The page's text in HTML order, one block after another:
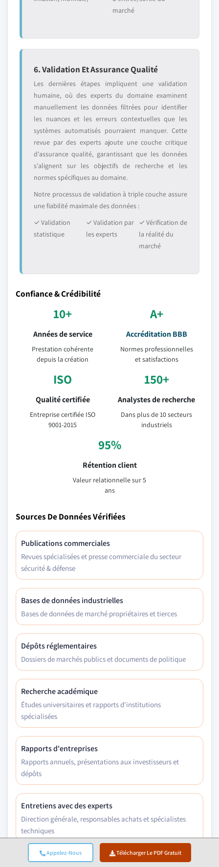
Appelez-Nous Télécharger Le PDF Gratuit
marché
6. Validation Et Assurance Qualité
Les dernières étapes impliquent une validation
humaine, où des experts du domaine examinent
manuellement les données filtrées pour identifier
les nuances et les erreurs contextuelles que les
systèmes automatisés pourraient manquer. Cette
revue par des experts ajoute une couche critique
d'assurance qualité, garantissant que les données
s'alignent sur les objectifs de recherche et les
normes spécifiques au domaine.
Notre processus de validation à triple couche assure
une fiabilité maximale des données :
✓ Validation
statistique
✓ Validation par
les experts
✓ Vérification de
la réalité du
marché
Confiance & Crédibilité
10+
Années de service
Prestation cohérente
depuis la création
A+
Accréditation BBB
Normes professionnelles
et satisfactions
ISO
Qualité certifiée
Entreprise certifiée ISO
9001-2015
150+
Analystes de recherche
Dans plus de 10 secteurs
industriels
95%
Rétention client
Valeur relationnelle sur 5
ans
Sources De Données Vérifiées
Publications commerciales
Revues spécialisées et presse commerciale du secteur
sécurité & défense
Bases de données industrielles
Bases de données de marché propriétaires et tierces
Dépôts réglementaires
Dossiers de marchés publics et documents de politique
Recherche académique
Études universitaires et rapports d'institutions
spécialisées
Rapports d'entreprises
Rapports annuels, présentations aux investisseurs et
dépôts
Entretiens avec des experts
Direction générale, responsables achats et spécialistes
techniques
Archives GMI